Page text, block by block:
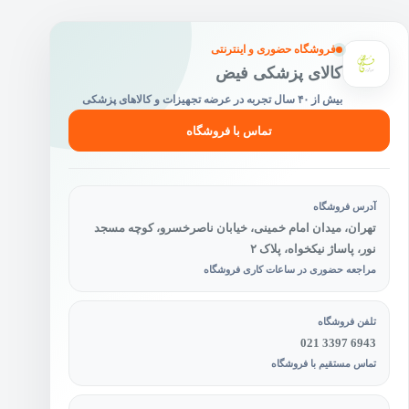
فروشگاه حضوری و اینترنتی
کالای پزشکی فیض
بیش از ۴۰ سال تجربه در عرضه تجهیزات و کالاهای پزشکی
تماس با فروشگاه
آدرس فروشگاه
تهران، میدان امام خمینی، خیابان ناصرخسرو، کوچه مسجد
نور، پاساژ نیکخواه، پلاک ۲
مراجعه حضوری در ساعات کاری فروشگاه
تلفن فروشگاه
021 3397 6943
تماس مستقیم با فروشگاه